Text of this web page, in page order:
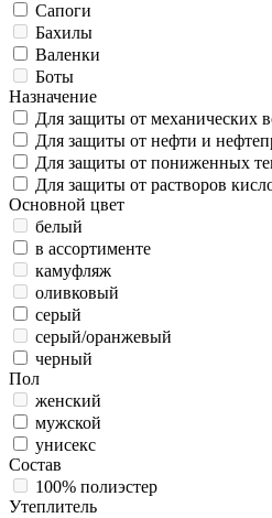
Сапоги
Бахилы
Валенки
Боты
Назначение
Для защиты от механических
Для защиты от нефти и
Для защиты от пониженных
Для защиты от растворов
Основной цвет
белый
в ассортименте
камуфляж
оливковый
серый
серый/оранжевый
черный
Пол
женский
мужской
унисекс
Состав
100% полиэстер
Утеплитель